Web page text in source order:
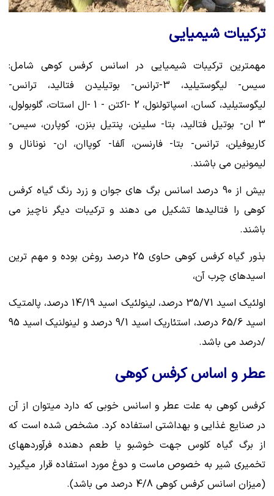
ترکیبات شیمیایی
مهمترین ترکیبات شیمیایی در اسانس کرفس کوهی شامل:
سیس- لیگوستیلید، 3-ترانس- بوتیلیدن فتالید، ترانس-
لیگوستیلید، کسان، اسپاتولنول، 2 -اکتن - 1 -ال استات، گلوبولول،
3 ان- بوتیل فتالید، بتا- سلینن، پنتیل بنزن، کوپارن، سیس-
کاریوفیلن، ترانس- بتا- فارنسن، آلفا- کوپاان، ان- نونانال و
لیمونین می باشند.
بیش از 90 درصد اسانس برگ های جوان و زرد رنگ گیاه کرفس
کوهی را فتالیدها تشکیل می دهند و ترکیبات دیگر ناچیز می
باشند.
بذور گیاه کرفس کوهی حاوی 25 درصد روغن بوده و مهم ترین
اسیدهای چرب آن،
اولئیک اسید 35/71 درصد، لینولئیک اسید 14/19 درصد، پالمتیک
اسید 65/6 درصد، استئاریک اسید 9/1 درصد و لینولنیک اسید 95
/درصد می باشد.
عطر و اساس کرفس کوهی
کرفس کوهی به علت عطر و اسانس خوبی که دارد میتوان از آن
در صنایع غذایی و بهداشتی استفاده کرد. مشخص شده است که
از برگ گیاه کلوس جهت خوشبو یا طعم دهنده فرآوردههای
تخمیری شیر به خصوص ماست و دوغ مورد استفاده قرار میگیرد
(میزان اسانس کرفس کوهی 4/8 درصد می باشد).